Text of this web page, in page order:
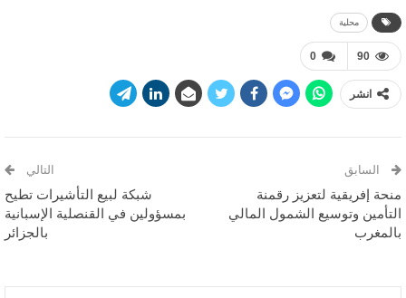
محلية
0 90
انشر
السابق
منحة إفريقية لتعزيز رقمنة
التأمين وتوسيع الشمول المالي
بالمغرب
التالي
شبكة لبيع التأشيرات تطيح
بمسؤولين في القنصلية الإسبانية
بالجزائر